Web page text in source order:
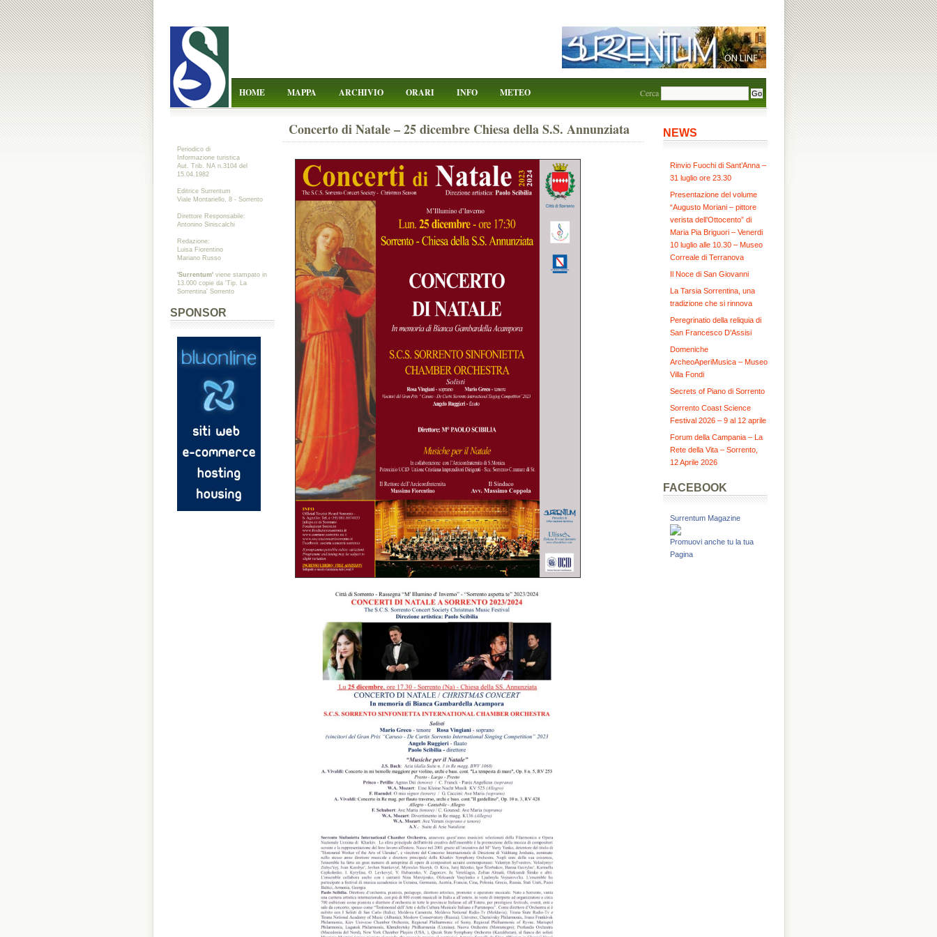
HOME MAPPA ARCHIVIO ORARI INFO METEO Cerca
Periodico di
Informazione turistica
Aut. Trib. NA n.3104 del
15.04.1982
Editrice Surrentum
Viale Montariello, 8 - Sorrento
Direttore Responsabile:
Antonino Siniscalchi
Redazione:
Luisa Fiorentino
Mariano Russo
'Surrentum'viene stampato in
13.000 copie da 'Tip. La
Sorrentina' Sorrento
SPONSOR
Concerto di Natale – 25 dicembre Chiesa della S.S. Annunziata NEWS
Rinvio Fuochi di Sant’Anna –
31 luglio ore 23.30
Presentazione del volume
“Augusto Moriani – pittore
verista dell’Ottocento” di
Maria Pia Briguori – Venerdi
10 luglio alle 10.30 – Museo
Correale di Terranova
Il Noce di San Giovanni
La Tarsia Sorrentina, una
tradizione che si rinnova
Peregrinatio della reliquia di
San Francesco D’Assisi
Domeniche
ArcheoAperiMusica – Museo
Villa Fondi
Secrets of Piano di Sorrento
Sorrento Coast Science
Festival 2026 – 9 al 12 aprile
Forum della Campania – La
Rete della Vita – Sorrento,
12 Aprile 2026
FACEBOOK
Surrentum Magazine
Promuovi anche tu la tua
Pagina